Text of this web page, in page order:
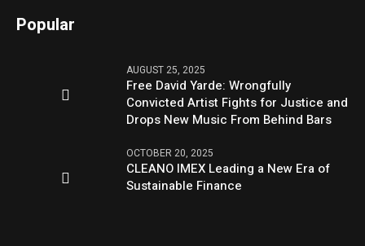
Popular
AUGUST 25, 2025
Free David Yarde: Wrongfully
Convicted Artist Fights for Justice and
Drops New Music From Behind Bars
OCTOBER 20, 2025
CLEANO IMEX Leading a New Era of
Sustainable Finance